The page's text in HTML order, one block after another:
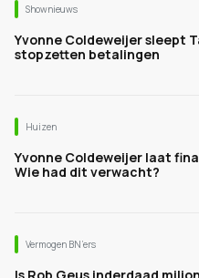
Shownieuws
Yvonne Coldeweijer sleept
stopzetten betalingen
Huizen
Yvonne Coldeweijer laat
Wie had dit verwacht?
Vermogen BN’ers